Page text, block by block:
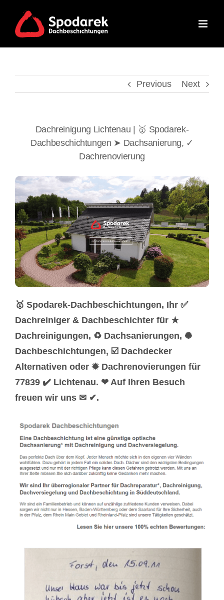
content
Previous Next
Dachreinigung Lichtenau | 🥇 Spodarek-
Dachbeschichtungen ➤ Dachsanierung, ✓
Dachrenovierung
🥇 Spodarek-Dachbeschichtungen, Ihr ✅
Dachreiniger & Dachbeschichter für ★
Dachreinigungen, ♻ Dachsanierungen, ✺
Dachbeschichtungen, ☑️ Dachdecker
Alternativen oder ✹ Dachrenovierungen für
77839 ✔️ Lichtenau. ❤ Auf Ihren Besuch
freuen wir uns ✉ ✔.